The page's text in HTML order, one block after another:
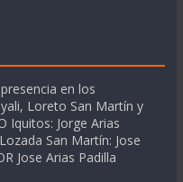
en los
Loreto San Martín y
Iquitos: Jorge Arias
San Martín: Jose
Jose Arias Padilla